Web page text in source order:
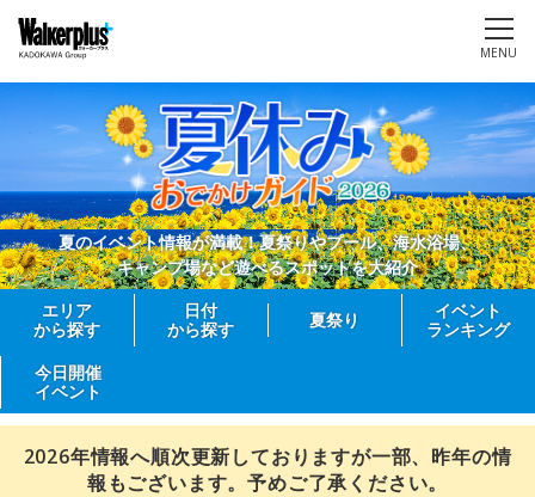
MENU
夏のイベント情報が満載！夏祭りやプール、海水浴場、
キャンプ場など遊べるスポットを大紹介
エリア
から探す
日付
から探す
夏祭り
イベント
ランキング
今日開催
イベント
2026年情報へ順次更新しておりますが一部、昨年の情
報もございます。予めご了承ください。